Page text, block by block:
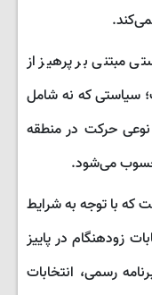
مبتنی بر پرهیز از
سیاستی که نه شامل
حرکت در منطقه
می‌شود.
که با توجه به شرایط
زودهنگام در پاییز
رسمی، انتخابات